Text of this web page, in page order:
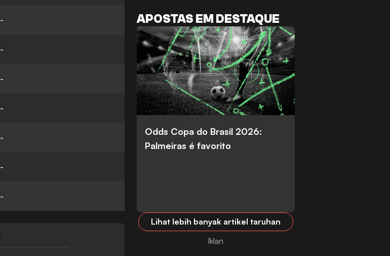
-
-
-
-
-
-
-
APOSTAS EM DESTAQUE
Odds Copa do Brasil 2026:
Palmeiras é favorito
Lihat lebih banyak artikel taruhan